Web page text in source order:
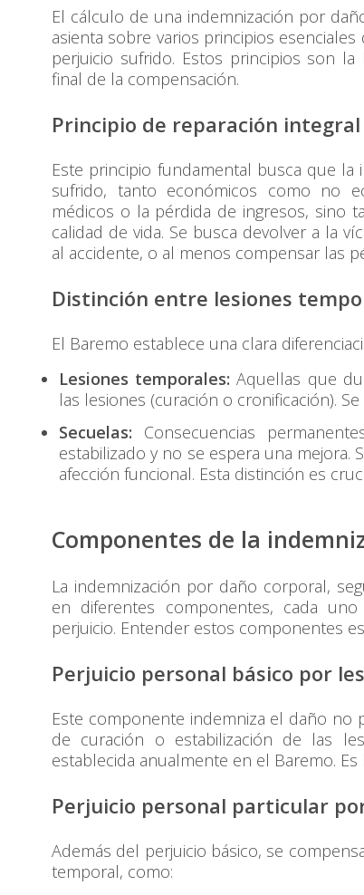
El cálculo de una indemnización por
asienta sobre varios principios
perjuicio sufrido. Estos principios son
final de la compensación.
Principio de reparación
Este principio fundamental busca que
sufrido, tanto económicos como no
médicos o la pérdida de ingresos, sino
calidad de vida. Se busca devolver a la
al accidente, o al menos compensar las
Distinción entre lesiones
El Baremo establece una clara
Lesiones temporales: Aquellas que
las lesiones (curación o cronificación).
Secuelas: Consecuencias
estabilizado y no se espera una mejora.
afección funcional. Esta distinción es
Componentes de la
La indemnización por daño corporal,
en diferentes componentes, cada
perjuicio. Entender estos componentes
Perjuicio personal básico por
Este componente indemniza el daño
de curación o estabilización de las
establecida anualmente en el Baremo.
Perjuicio personal particular
Además del perjuicio básico, se
temporal, como: